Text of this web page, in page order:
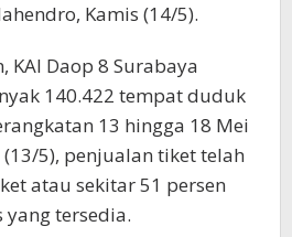
Kamis (14/5).
KAI Daop 8 Surabaya
140.422 tempat duduk
13 hingga 18 Mei
5), penjualan tiket telah
atau sekitar 51 persen
tersedia.